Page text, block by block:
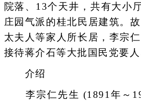
院落、13个天井，共有大小
庄园气派的桂北民居建筑。
太夫人等家人所长居，李宗
接待蒋介石等大批国民党要人
介绍
李宗仁先生 (1891年～